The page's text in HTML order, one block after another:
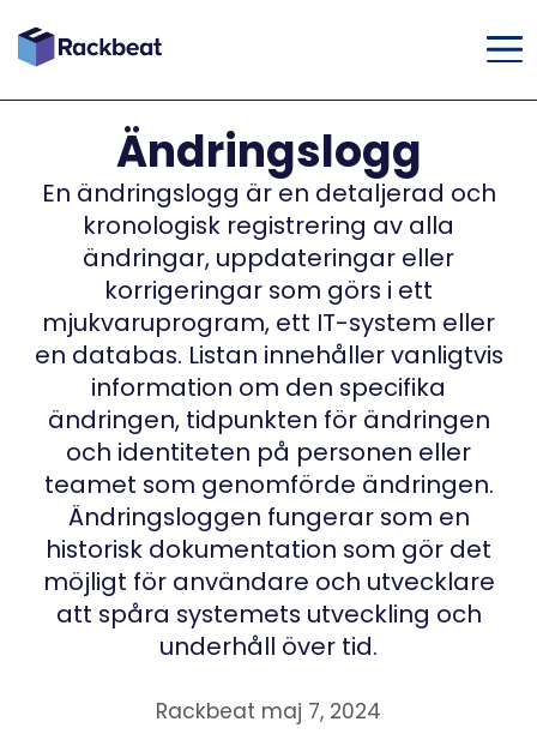
Ändringslogg
En ändringslogg är en detaljerad och
kronologisk registrering av alla
ändringar, uppdateringar eller
korrigeringar som görs i ett
mjukvaruprogram, ett IT-system eller
en databas. Listan innehåller vanligtvis
information om den specifika
ändringen, tidpunkten för ändringen
och identiteten på personen eller
teamet som genomförde ändringen.
Ändringsloggen fungerar som en
historisk dokumentation som gör det
möjligt för användare och utvecklare
att spåra systemets utveckling och
underhåll över tid.
Rackbeat maj 7, 2024